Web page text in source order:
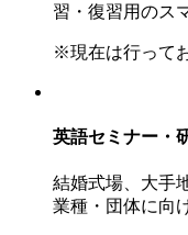
習・復習用のス
※現在は行って
英語セミナー・
結婚式場、大手
業種・団体に向